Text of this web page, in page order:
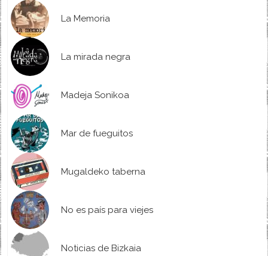
La Memoria
La mirada negra
Madeja Sonikoa
Mar de fueguitos
Mugaldeko taberna
No es país para viejes
Noticias de Bizkaia